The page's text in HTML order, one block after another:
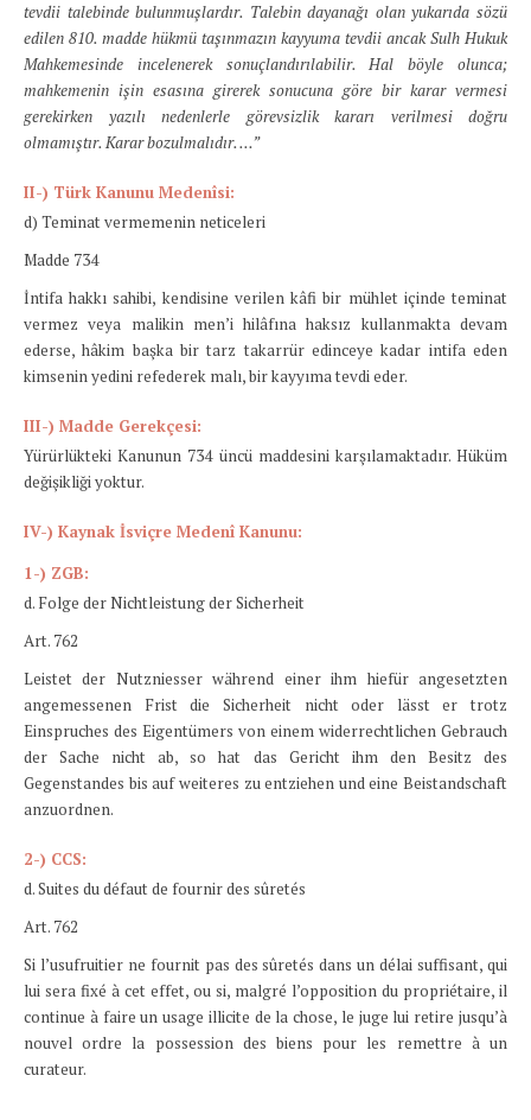
tevdii talebinde bulunmuşlardır. Talebin dayanağı olan yukarıda sözü
edilen 810. madde hükmü taşınmazın kayyuma tevdii ancak Sulh Hukuk
Mahkemesinde incelenerek sonuçlandırılabilir. Hal böyle olunca;
mahkemenin işin esasına girerek sonucuna göre bir karar vermesi
gerekirken yazılı nedenlerle görevsizlik kararı verilmesi doğru
olmamıştır. Karar bozulmalıdır. …”
II-) Türk Kanunu Medenîsi:
d) Teminat vermemenin neticeleri
Madde 734
İntifa hakkı sahibi, kendisine verilen kâfi bir mühlet içinde teminat
vermez veya malikin men’i hilâfına haksız kullanmakta devam
ederse, hâkim başka bir tarz takarrür edinceye kadar intifa eden
kimsenin yedini refederek malı, bir kayyıma tevdi eder.
III-) Madde Gerekçesi:
Yürürlükteki Kanunun 734 üncü maddesini karşılamaktadır. Hüküm
değişikliği yoktur.
IV-) Kaynak İsviçre Medenî Kanunu:
1-) ZGB:
d. Folge der Nichtleistung der Sicherheit
Art. 762
Leistet der Nutzniesser während einer ihm hiefür angesetzten
angemessenen Frist die Sicherheit nicht oder lässt er trotz
Einspruches des Eigentümers von einem widerrechtlichen Gebrauch
der Sache nicht ab, so hat das Gericht ihm den Besitz des
Gegenstandes bis auf weiteres zu entziehen und eine Beistandschaft
anzuordnen.
2-) CCS:
d. Suites du défaut de fournir des sûretés
Art. 762
Si l’usufruitier ne fournit pas des sûretés dans un délai suffisant, qui
lui sera fixé à cet effet, ou si, malgré l’opposition du propriétaire, il
continue à faire un usage illicite de la chose, le juge lui retire jusqu’à
nouvel ordre la possession des biens pour les remettre à un
curateur.